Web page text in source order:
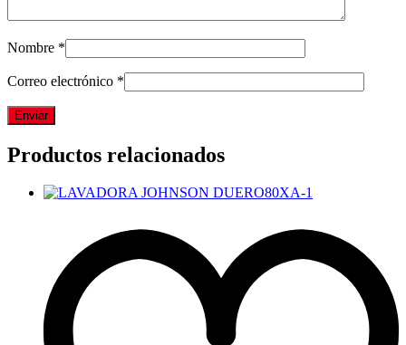
Nombre *
Correo electrónico *
Productos relacionados